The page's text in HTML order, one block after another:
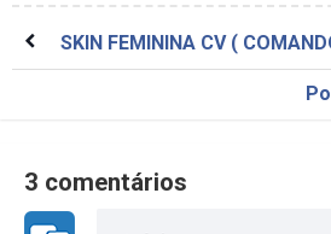
SKIN FEMININA CV (
3 comentários